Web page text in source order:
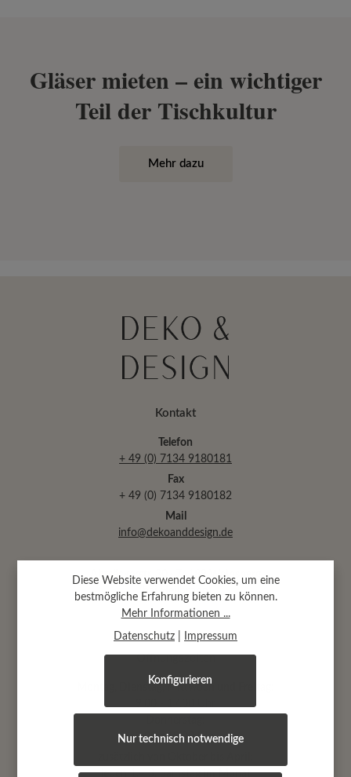
Gläser mieten – ein wichtiger
Teil der Tischkultur
Mehr dazu
Kontakt
Telefon
+ 49 (0) 7134 9180181
Fax
+ 49 (0) 7134 9180182
Mail
info@dekoanddesign.de
Abtsäckerstr. 30 · 74189 Weinsberg
(bei Heilbronn)
Öffnungszeiten
Montag, Dienstag, Mittwoch und Freitag:
9.00 - 19.00 Uhr
jeden 1.+ 3. Samstag im Monat
Diese Website verwendet Cookies, um eine
bestmögliche Erfahrung bieten zu können.
Mehr Informationen ...
Datenschutz Impressum
Nur technisch notwendige
Konfigurieren